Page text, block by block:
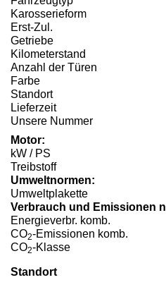
Karosserieform
Erst-Zul.
Getriebe
Kilometerstand
Anzahl der Türen
Farbe
Standort
Lieferzeit
Unsere Nummer
Motor:
kW / PS
Treibstoff
Umweltnormen:
Umweltplakette
Verbrauch und Emissionen
Energieverbr. komb.
CO2-Emissionen komb.
CO2-Klasse
Standort